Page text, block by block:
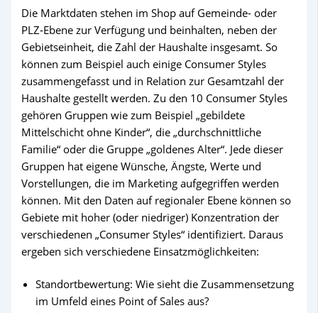
Die Marktdaten stehen im Shop auf Gemeinde- oder
PLZ‑Ebene zur Verfügung und beinhalten, neben der
Gebietseinheit, die Zahl der Haushalte insgesamt. So
können zum Beispiel auch einige Consumer Styles
zusammengefasst und in Relation zur Gesamtzahl der
Haushalte gestellt werden. Zu den 10 Consumer Styles
gehören Gruppen wie zum Beispiel „gebildete
Mittelschicht ohne Kinder“, die „durchschnittliche
Familie“ oder die Gruppe „goldenes Alter“. Jede dieser
Gruppen hat eigene Wünsche, Ängste, Werte und
Vorstellungen, die im Marketing aufgegriffen werden
können. Mit den Daten auf regionaler Ebene können so
Gebiete mit hoher (oder niedriger) Konzentration der
verschiedenen „Consumer Styles“ identifiziert. Daraus
ergeben sich verschiedene Einsatzmöglichkeiten:
Standortbewertung: Wie sieht die Zusammensetzung
im Umfeld eines Point of Sales aus?